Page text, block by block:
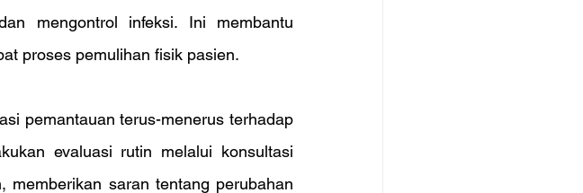
mengontrol infeksi. Ini membantu
proses pemulihan fisik pasien.
pemantauan terus-menerus terhadap
evaluasi rutin melalui konsultasi
memberikan saran tentang perubahan